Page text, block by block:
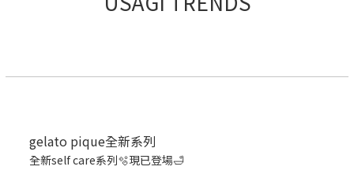
gelato pique全新系列
全新self care系列🫧現已登場🛁